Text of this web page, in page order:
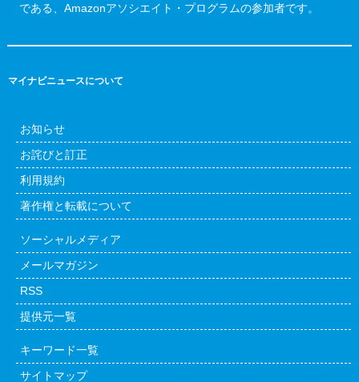
である、Amazonアソシエイト・プログラムの参加者です。
マイナビニュースについて
お知らせ
お詫びと訂正
利用規約
著作権と転載について
ソーシャルメディア
メールマガジン
RSS
提供元一覧
キーワード一覧
サイトマップ